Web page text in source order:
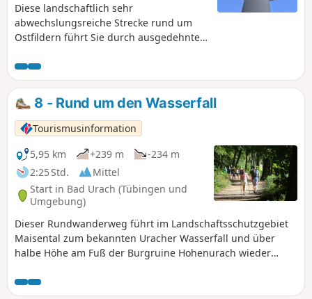
Diese landschaftlich sehr
abwechslungsreiche Strecke rund um
Ostfildern führt Sie durch ausgedehnte
Gemüseanbaugebiete. Die Strecke
wurde im Herbst mit dem Mountainbike
zurückgelegt. Nutzung der App
erforderlich_.
8 - Rund um den Wasserfall
Tourismusinformation
5,95 km
+239 m
-234 m
2:25 Std.
Mittel
Start in Bad Urach (Tübingen und
Umgebung)
Dieser Rundwanderweg führt im Landschaftsschutzgebiet
Maisental zum bekannten Uracher Wasserfall und über
halbe Höhe am Fuß der Burgruine Hohenurach wieder